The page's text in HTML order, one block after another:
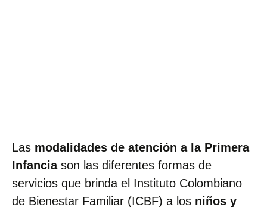
Las modalidades de atención a la Primera
Infanciason las diferentes formas de
servicios que brinda el Instituto Colombiano
de Bienestar Familiar (ICBF) a los niños y